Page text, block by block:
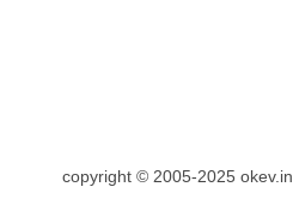
copyright © 2005-2025 okev.in